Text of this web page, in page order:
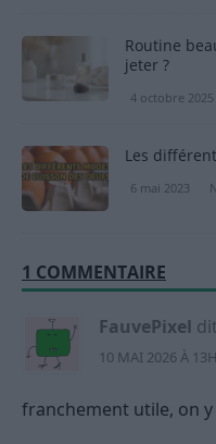
Routine
jeter ?
4 octobre 2025
Les
6 mai 2023
1 COMMENTAIRE
FauvePixel
10 MAI 2026 À
franchement utile, on y